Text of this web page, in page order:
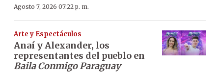
Agosto 7, 2026 07:22 p. m.
Arte y Espectáculos
Anaí y Alexander, los
representantes del pueblo en
Baila Conmigo Paraguay